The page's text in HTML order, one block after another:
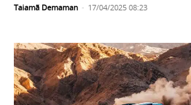
Taiamã Demaman - 17/04/2025 08:23